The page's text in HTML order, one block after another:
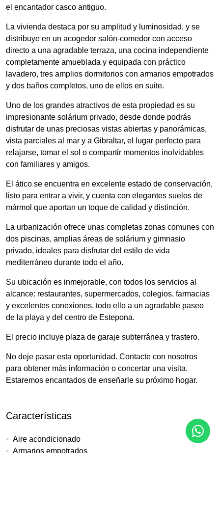
el encantador casco antiguo.
La vivienda destaca por su amplitud y luminosidad, y se
distribuye en un acogedor salón-comedor con acceso
directo a una agradable terraza, una cocina independiente
completamente amueblada y equipada con práctico
lavadero, tres amplios dormitorios con armarios empotrados
y dos baños completos, uno de ellos en suite.
Uno de los grandes atractivos de esta propiedad es su
impresionante solárium privado, desde donde podrás
disfrutar de unas preciosas vistas abiertas y panorámicas,
vista parciales al mar y a Gibraltar, el lugar perfecto para
relajarse, tomar el sol o compartir momentos inolvidables
con familiares y amigos.
El ático se encuentra en excelente estado de conservación,
listo para entrar a vivir, y cuenta con elegantes suelos de
mármol que aportan un toque de calidad y distinción.
La urbanización ofrece unas completas zonas comunes con
dos piscinas, amplias áreas de solárium y gimnasio
privado, ideales para disfrutar del estilo de vida
mediterráneo durante todo el año.
Su ubicación es inmejorable, con todos los servicios al
alcance: restaurantes, supermercados, colegios, farmacias
y excelentes conexiones, todo ello a un agradable paseo
de la playa y del centro de Estepona.
El precio incluye plaza de garaje subterránea y trastero.
No deje pasar esta oportunidad. Contacte con nosotros
para obtener más información o concertar una visita.
Estaremos encantados de enseñarle su próximo hogar.
Características
Aire acondicionado
Armarios empotrados